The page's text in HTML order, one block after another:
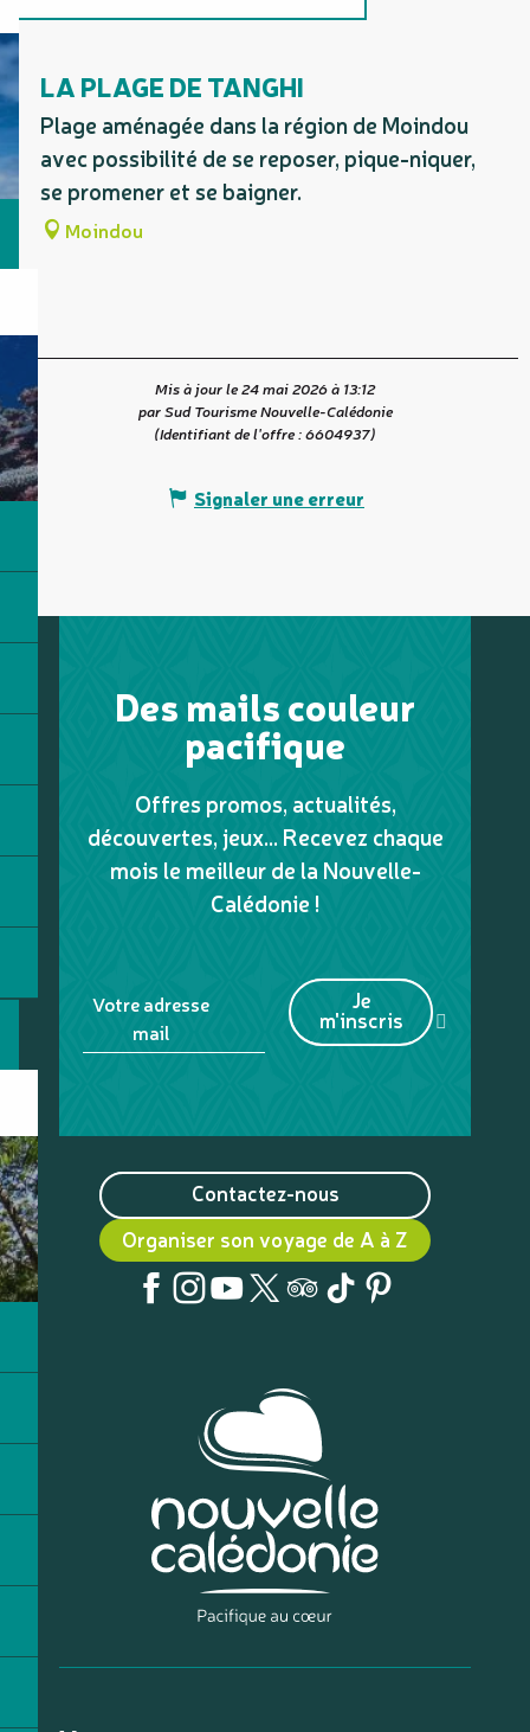
Se trouve sur le parcours de...
LA PLAGE DE TANGHI
Plage aménagée dans la région de Moindou
avec possibilité de se reposer, pique-niquer,
se promener et se baigner.
Moindou
Mis à jour le 24 mai 2026 à 13:12
par Sud Tourisme Nouvelle-Calédonie
(Identifiant de l'offre :6604937)
Signaler une erreur
Des mails couleur
pacifique
Offres promos, actualités,
découvertes, jeux... Recevez chaque
mois le meilleur de la Nouvelle-
Calédonie !
Votre adresse
mail
Je
m'inscris
Contactez-nous
Organiser son voyage de A à Z